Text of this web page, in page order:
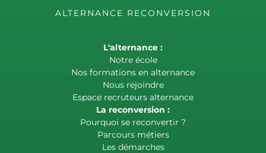
ALTERNANCE RECONVERSION
L'alternance :
Notre école
Nos formations en alternance
Nous rejoindre
Espace recruteurs alternance
La reconversion :
Pourquoi se reconvertir ?
Parcours métiers
Les démarches